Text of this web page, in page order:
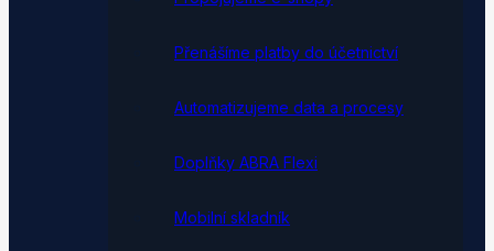
Přenášíme platby do účetnictví
Automatizujeme data a procesy
Doplňky ABRA Flexi
Mobilní skladník